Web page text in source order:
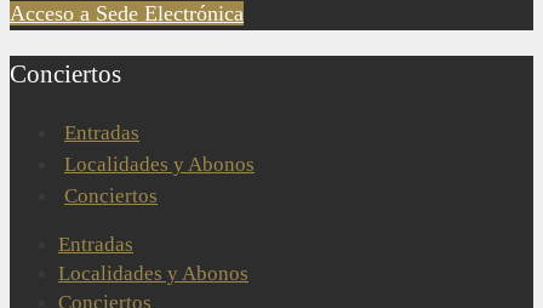
Acceso a Sede Electrónica
Conciertos
Entradas
Localidades y Abonos
Conciertos
Entradas
Localidades y Abonos
Conciertos